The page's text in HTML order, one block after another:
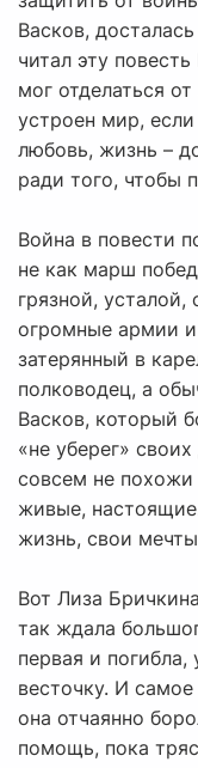
Васков,
читал эту
мог отделаться
устроен мир,
любовь, жизнь –
ради того, чтобы
Война в повести
не как марш
грязной,
огромные армии и
затерянный в
полководец, а
Васков, который
«не уберег»
совсем не похожи
живые,
жизнь, свои
Вот Лиза
так ждала
первая и погибла,
весточку. И
она отчаянно
помощь, пока